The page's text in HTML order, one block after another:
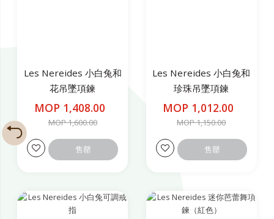
Les Nereides 小白兔和
花吊墜項鍊
MOP 1,408.00
MOP 1,600.00
售罄
Les Nereides 小白兔和
珍珠吊墜項鍊
MOP 1,012.00
MOP 1,150.00
售罄